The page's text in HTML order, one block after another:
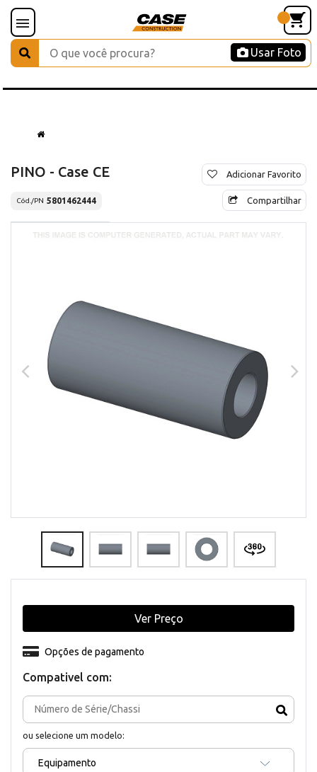
Usar Foto
PINO - Case CE
Cód./PN 5801462444
Adicionar Favorito
Compartilhar
Compativel com:
ou selecione um modelo:
Equipamento
Opções de pagamento
Ver Preço